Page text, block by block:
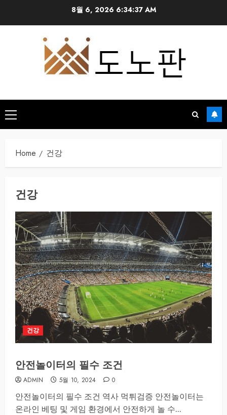
8월 6, 2026 6:34:38 AM
Primary
Menu
Home 건강
건강
건강
안전놀이터의 필수 조건
ADMIN 5월 10, 2024 0
안전놀이터의 필수 조건 역사 먹튀검증 안전놀이터는
온라인 베팅 및 게임 환경에서 안전하게 놀 수...